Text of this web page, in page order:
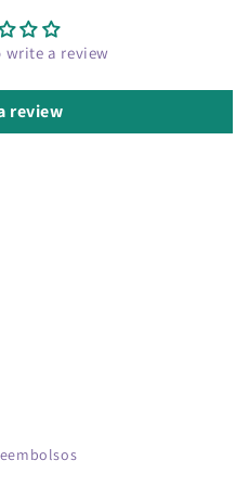
write a review
review